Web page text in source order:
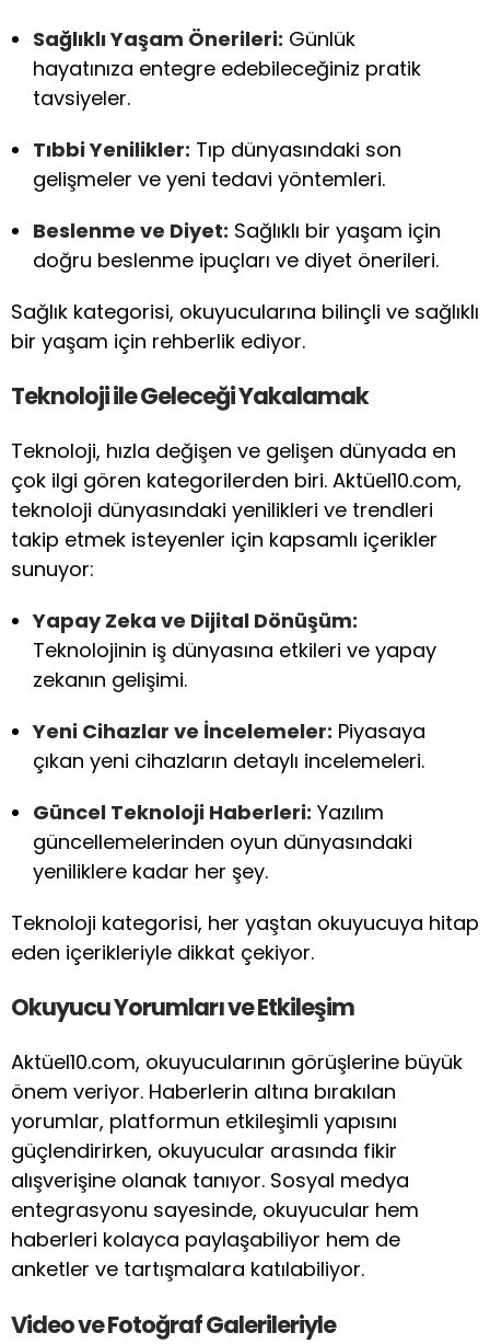
Sağlıklı Yaşam Önerileri: Günlük
hayatınıza entegre edebileceğiniz pratik
tavsiyeler.
Tıbbi Yenilikler: Tıp dünyasındaki son
gelişmeler ve yeni tedavi yöntemleri.
Beslenme ve Diyet: Sağlıklı bir yaşam için
doğru beslenme ipuçları ve diyet önerileri.
Sağlık kategorisi, okuyucularına bilinçli ve sağlıklı
bir yaşam için rehberlik ediyor.
Teknoloji ile Geleceği Yakalamak
Teknoloji, hızla değişen ve gelişen dünyada en
çok ilgi gören kategorilerden biri. Aktüel10.com,
teknoloji dünyasındaki yenilikleri ve trendleri
takip etmek isteyenler için kapsamlı içerikler
sunuyor:
Yapay Zeka ve Dijital Dönüşüm:
Teknolojinin iş dünyasına etkileri ve yapay
zekanın gelişimi.
Yeni Cihazlar ve İncelemeler: Piyasaya
çıkan yeni cihazların detaylı incelemeleri.
Güncel Teknoloji Haberleri: Yazılım
güncellemelerinden oyun dünyasındaki
yeniliklere kadar her şey.
Teknoloji kategorisi, her yaştan okuyucuya hitap
eden içerikleriyle dikkat çekiyor.
Okuyucu Yorumları ve Etkileşim
Aktüel10.com, okuyucularının görüşlerine büyük
önem veriyor. Haberlerin altına bırakılan
yorumlar, platformun etkileşimli yapısını
güçlendirirken, okuyucular arasında fikir
alışverişine olanak tanıyor. Sosyal medya
entegrasyonu sayesinde, okuyucular hem
haberleri kolayca paylaşabiliyor hem de
anketler ve tartışmalara katılabiliyor.
Video ve Fotoğraf Galerileriyle